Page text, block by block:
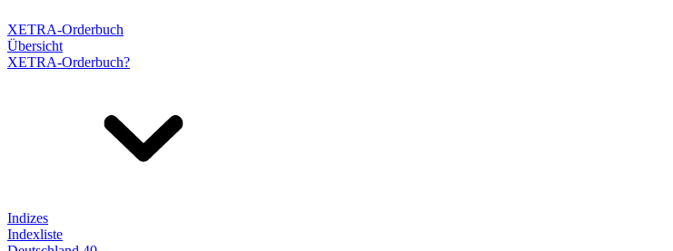
XETRA-Orderbuch
Übersicht
XETRA-Orderbuch?
Indizes
Indexliste